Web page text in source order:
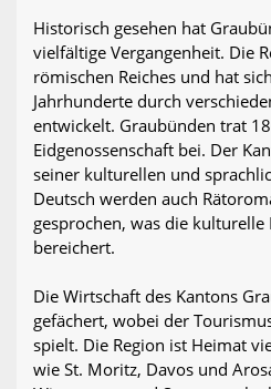
Historisch gesehen hat
vielfältige Vergangenheit. Die
römischen Reiches und hat
Jahrhunderte durch
entwickelt. Graubünden trat
Eidgenossenschaft bei. Der
seiner kulturellen und
Deutsch werden auch
gesprochen, was die kulturelle
bereichert.
Die Wirtschaft des Kantons
gefächert, wobei der
spielt. Die Region ist Heimat
wie St. Moritz, Davos und